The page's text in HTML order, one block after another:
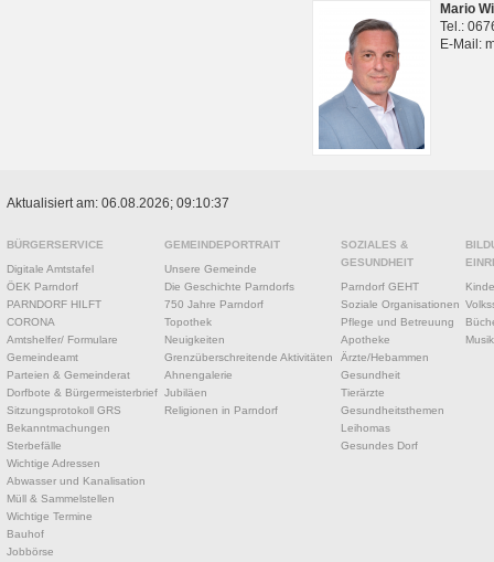
Mario
Tel.:
E-Mail:
Aktualisiert am: 06.08.2026; 09:10:37
BÜRGERSERVICE
Digitale Amtstafel
ÖEK Parndorf
PARNDORF HILFT
CORONA
Amtshelfer/ Formulare
Gemeindeamt
Parteien & Gemeinderat
Dorfbote & Bürgermeisterbrief
Sitzungsprotokoll GRS
Bekanntmachungen
Sterbefälle
Wichtige Adressen
Abwasser und Kanalisation
Müll & Sammelstellen
Wichtige Termine
Bauhof
Jobbörse
GEMEINDEPORTRAIT
Unsere Gemeinde
Die Geschichte Parndorfs
750 Jahre Parndorf
Topothek
Neuigkeiten
Grenzüberschreitende Aktivitäten
Ahnengalerie
Jubiläen
Religionen in Parndorf
SOZIALES &
GESUNDHEIT
Parndorf GEHT
Soziale Organisationen
Pflege und Betreuung
Apotheke
Ärzte/Hebammen
Gesundheit
Tierärzte
Gesundheitsthemen
Leihomas
Gesundes Dorf